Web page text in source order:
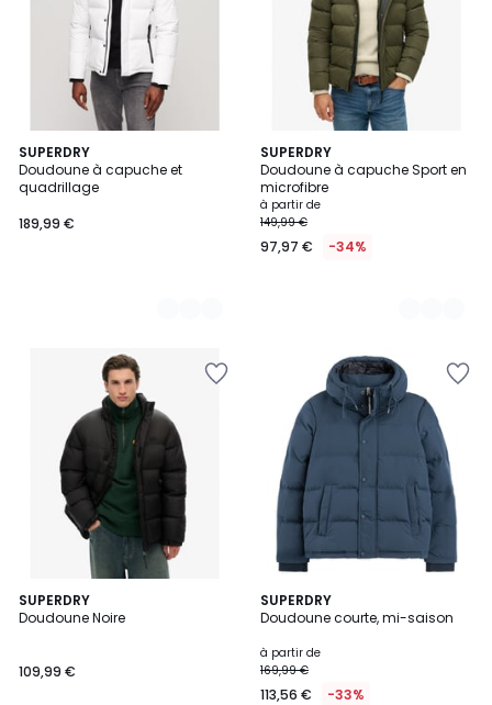
SUPERDRY
Doudoune à capuche et
quadrillage
189,99 €
2
Couleurs
SUPERDRY
Doudoune à capuche Sport en
microfibre
à partir de
149,99 €
97,97 € -34%
3
Couleurs
SUPERDRY
Doudoune Noire
109,99 €
SUPERDRY
Doudoune courte, mi-saison
à partir de
169,99 €
113,56 € -33%
3,8
/ 5
10
Couleurs